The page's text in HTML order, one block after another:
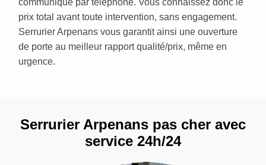
prix total avant toute intervention, sans engagement.
Serrurier Arpenans vous garantit ainsi une ouverture
de porte au meilleur rapport qualité/prix, même en
urgence.
Serrurier Arpenans pas cher avec
service 24h/24